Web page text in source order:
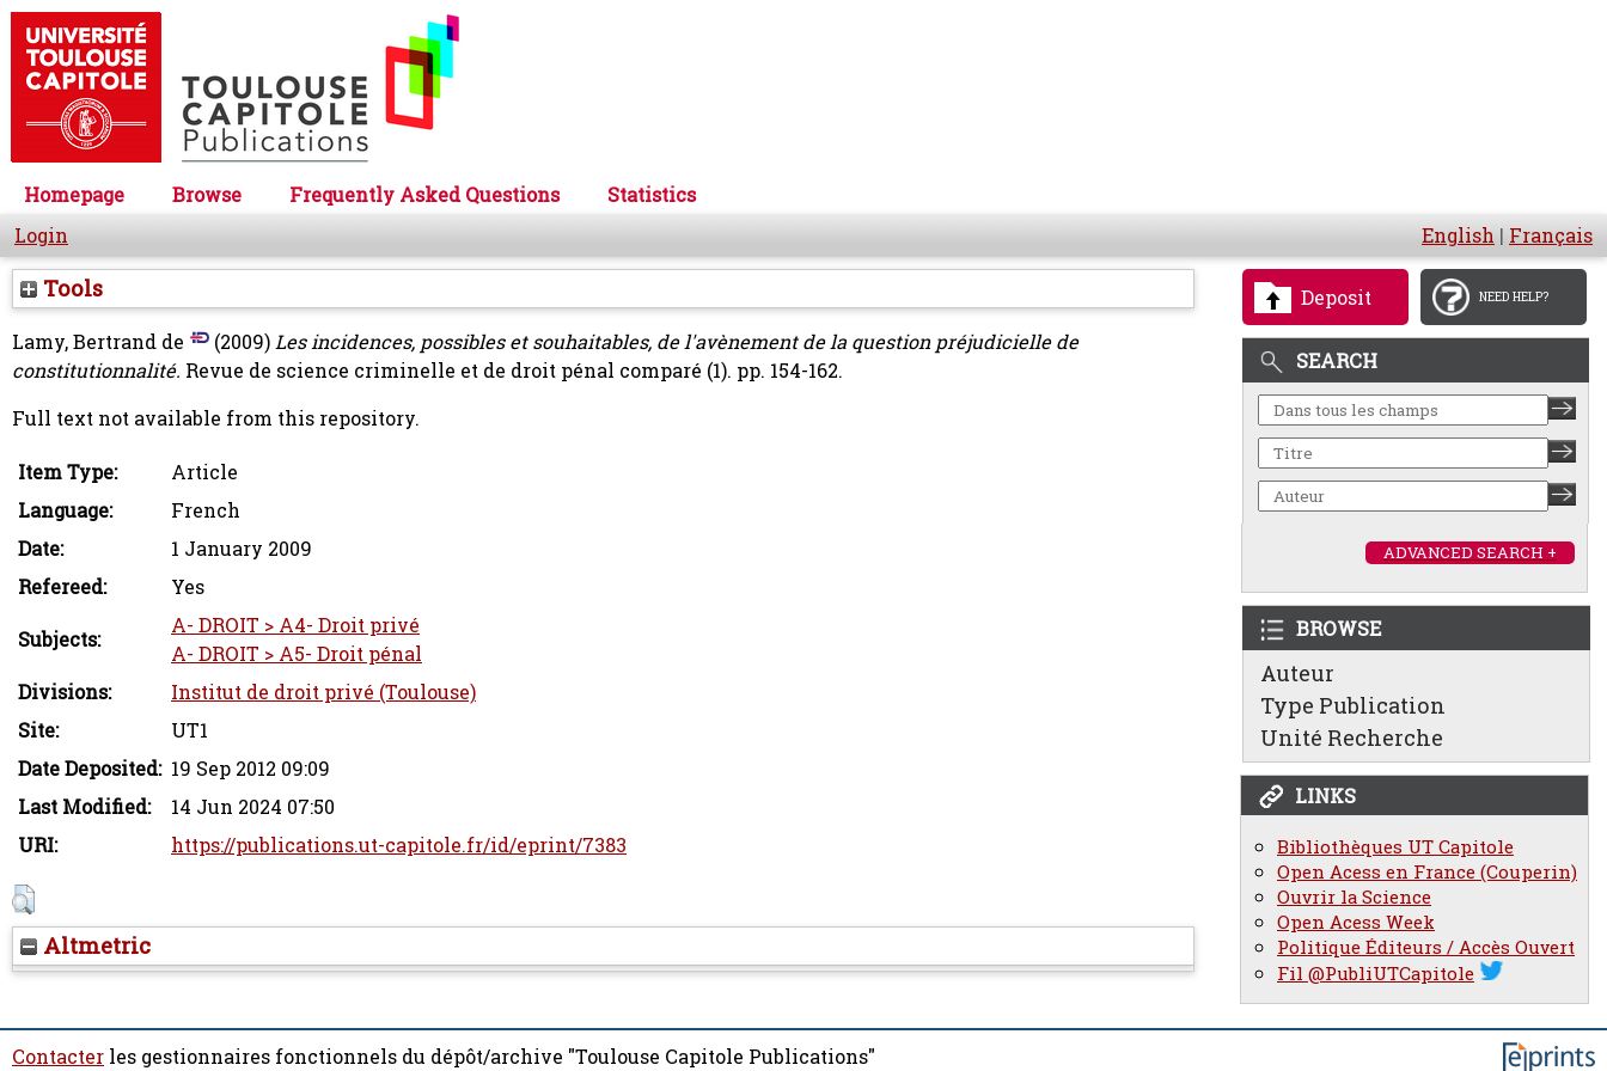
Homepage Browse Frequently Asked Questions
Statistics
Login
English | Français
Deposit NEED HELP?
SEARCH
ADVANCED SEARCH +
BROWSE
Auteur
Type Publication
Unité Recherche
LINKS
Bibliothèques UT Capitole
Open Acess en France (Couperin)
Ouvrir la Science
Open Acess Week
Politique Éditeurs / Accès Ouvert
Fil @PubliUTCapitole
Tools
Lamy, Bertrand de (2009)Les incidences, possibles et souhaitables, de l'avènement de la question préjudicielle de
constitutionnalité. Revue de science criminelle et de droit pénal comparé (1). pp. 154-162.
Full text not available from this repository.
Item Type:
Article
Language:
French
Date:
1 January 2009
Refereed:
Yes
Subjects:
A- DROIT > A4- Droit privé
A- DROIT > A5- Droit pénal
Divisions:
Institut de droit privé (Toulouse)
Site:
UT1
Date Deposited: 19 Sep 2012 09:09
Last Modified:
14 Jun 2024 07:50
URI:
https://publications.ut-capitole.fr/id/eprint/7383
Altmetric
Contacter les gestionnaires fonctionnels du dépôt/archive "Toulouse Capitole Publications"